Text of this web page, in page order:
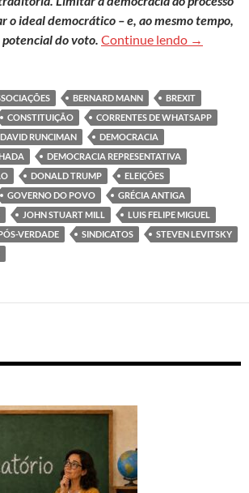
o ideal democrático – e, ao mesmo tempo,
do voto. Continue lendo →
BERNARD MANN
BREXIT
CONSTITUIÇÃO
CORRENTES DE WHATSAPP
DAVID RUNCIMAN
DEMOCRACIA
DEMOCRACIA REPRESENTATIVA
DONALD TRUMP
ELEIÇÕES
GOVERNO DO POVO
GRÉCIA ANTIGA
JOHN STUART MILL
LUIS FELIPE MIGUEL
VERDADE SINDICATOS
STEVEN LEVITSKY